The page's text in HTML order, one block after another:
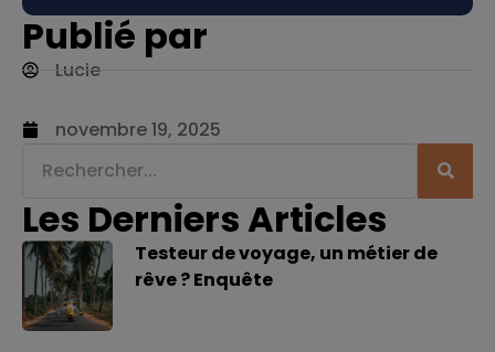
Publié par
Lucie
novembre 19, 2025
Les Derniers Articles
Testeur de voyage, un métier de
rêve ? Enquête